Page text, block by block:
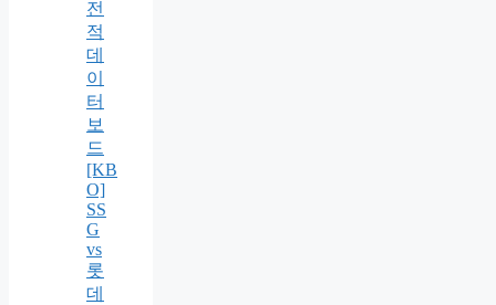
전
적
데
이
터
보
드
[KB
O]
SS
G
vs
롯
데